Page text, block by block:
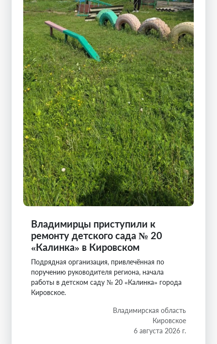
Владимирцы приступили к
ремонту детского сада № 20
«Калинка» в Кировском
Подрядная организация, привлечённая по
поручению руководителя региона, начала
работы в детском саду № 20 «Калинка» города
Кировское.
Владимирская область
Кировское
6 августа 2026 г.